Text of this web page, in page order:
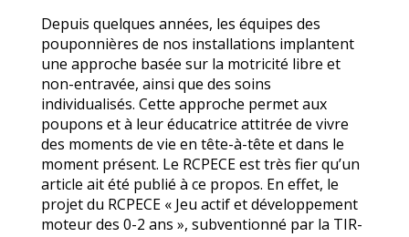
Depuis quelques années, les équipes des
pouponnières de nos installations implantent
une approche basée sur la motricité libre et
non-entravée, ainsi que des soins
individualisés. Cette approche permet aux
poupons et à leur éducatrice attitrée de vivre
des moments de vie en tête-à-tête et dans le
moment présent. Le RCPECE est très fier qu’un
article ait été publié à ce propos. En effet, le
projet du RCPECE « Jeu actif et développement
moteur des 0-2 ans », subventionné par la TIR-